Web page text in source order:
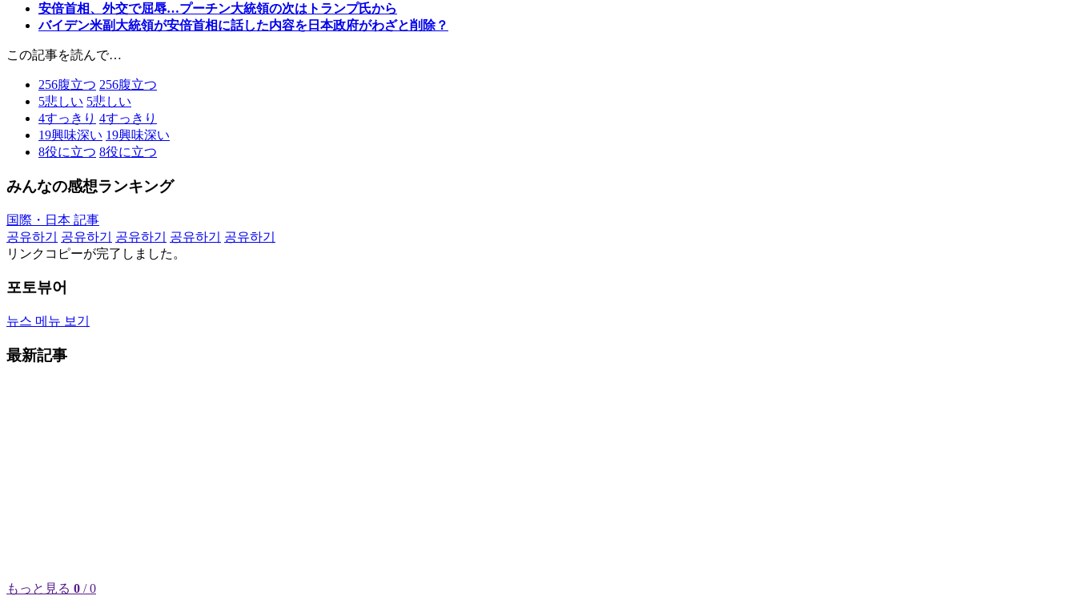
安倍首相、外交で屈辱…プーチン大統領の次はトランプ氏から
バイデン米副大統領が安倍首相に話した内容を日本政府がわざと削除？
この記事を読んで…
256腹立つ 256腹立つ
5悲しい 5悲しい
4すっきり 4すっきり
19興味深い 19興味深い
8役に立つ 8役に立つ
みんなの感想ランキング
国際・日本 記事
공유하기
공유하기 공유하기 공유하기
공유하기
リンクコピーが完了しました。
포토뷰어
뉴스 메뉴 보기
最新記事
もっと見る 0 / 0